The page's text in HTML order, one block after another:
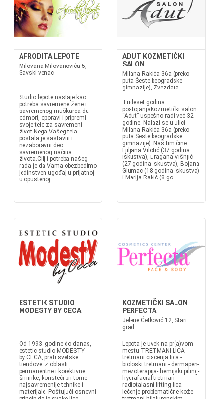
AFRODITA LEPOTE
Milovana Milovanovića 5,
Savski venac
Studio lepote nastaje kao
potreba savremene žene i
savremenog muškarca da
odmori, oporavi i pripremi
svoje telo za savremeni
život.Nega Vašeg tela
postala je sastavni i
nezaboravni deo
savremenog načina
života.Cilj i potreba našeg
rada je da Vama obezbedimo
jedinstven ugođaj u prijatnoj
u opuštenoj...
ADUT KOZMETIČKI
SALON
Milana Rakića 36a (preko
puta Šeste beogradske
gimnazije), Zvezdara
Trideset godina
postojanjaKozmetički salon
“Adut” uspešno radi već 32
godine. Nalazi se u ulici
Milana Rakića 36a (preko
puta Šeste beogradske
gimnazije). Naš tim čine
Ljiljana Vilotić (37 godina
iskustva), Dragana Višnjić
(27 godina iskustva), Bojana
Glumac (18 godina iskustva)
i Marija Rakić (8 go...
ESTETIK STUDIO
MODESTY BY CECA
...
Od 1993. godine do danas,
estetic studio MODESTY
by CECA, prati svetske
trendove iz oblasti
permanentne i korektivne
šminke, koristeći pri tome
najsavremenije tehnike i
materijale. Poštujući osnovni
KOZMETIČKI SALON
PERFECTA
Jelene Ćetković 12, Stari
grad
Lepota je uvek na pr(a)vom
mestu TRETMANI LICA -
tretmani čišćenja lica -
bioloski tretmani - dermapen-
mezoterapija- hemijski piling-
hydrafacial tretman-
radiotalasni lifting lica-
lečenje problematične kože -